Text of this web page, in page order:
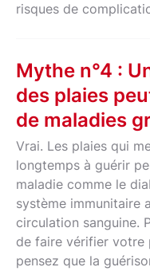
risques de
Mythe n°4 :
des plaies
de maladies
Vrai. Les plaies qui
longtemps à guérir
maladie comme le
système immunitaire
circulation sanguine.
de faire vérifier votre
pensez que la